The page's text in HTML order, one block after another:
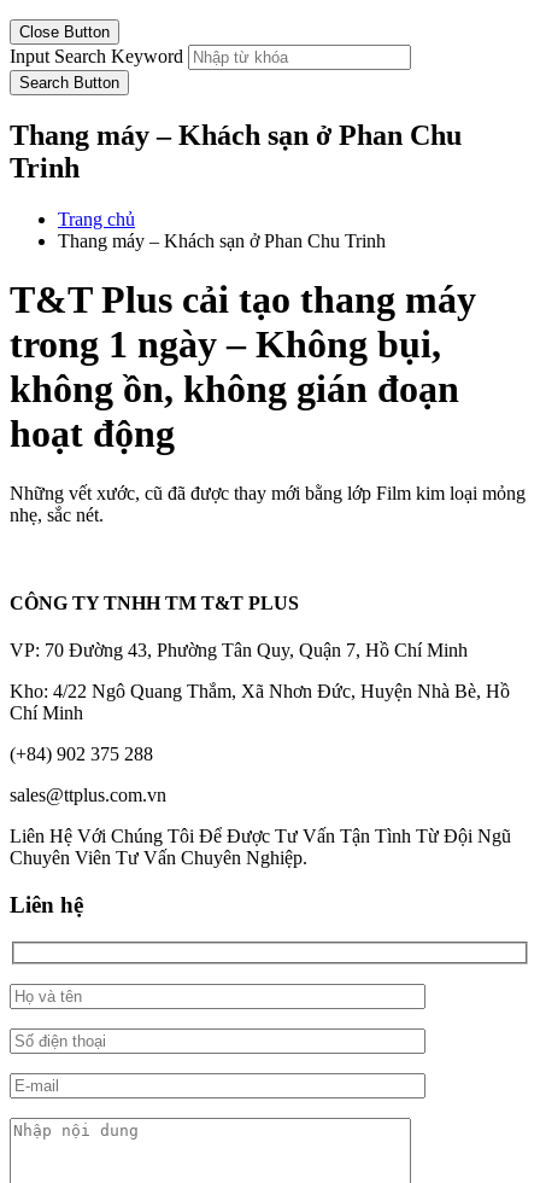
Close Button
Input Search Keyword
Search Button
Thang máy – Khách sạn ở Phan Chu
Trinh
Trang chủ
Thang máy – Khách sạn ở Phan Chu Trinh
T&T Plus cải tạo thang máy
trong 1 ngày – Không bụi,
không ồn, không gián đoạn
hoạt động
Những vết xước, cũ đã được thay mới bằng lớp Film kim loại mỏng
nhẹ, sắc nét.
CÔNG TY TNHH TM T&T PLUS
VP: 70 Đường 43, Phường Tân Quy, Quận 7, Hồ Chí Minh
Kho: 4/22 Ngô Quang Thắm, Xã Nhơn Đức, Huyện Nhà Bè, Hồ
Chí Minh
(+84) 902 375 288
sales@ttplus.com.vn
Liên Hệ Với Chúng Tôi Để Được Tư Vấn Tận Tình Từ Đội Ngũ
Chuyên Viên Tư Vấn Chuyên Nghiệp.
Liên hệ